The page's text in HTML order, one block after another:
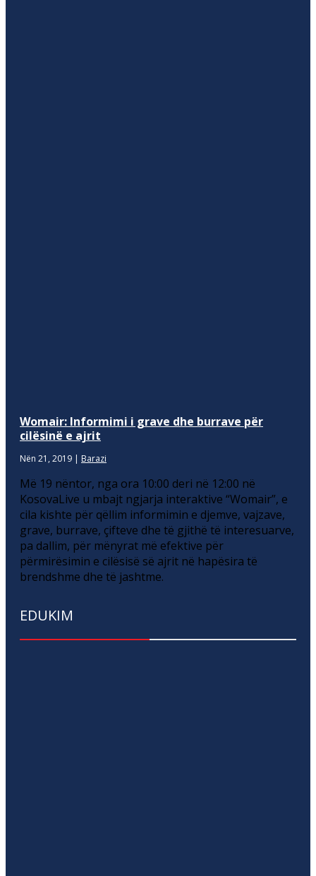
Womair: Informimi i grave dhe burrave për
cilësinë e ajrit
Nën 21, 2019 | Barazi
Më 19 nëntor, nga ora 10:00 deri në 12:00 në
KosovaLive u mbajt ngjarja interaktive “Womair”, e
cila kishte për qëllim informimin e djemve, vajzave,
grave, burrave, çifteve dhe të gjithë të interesuarve,
pa dallim, për mënyrat më efektive për
përmirësimin e cilësisë së ajrit në hapësira të
brendshme dhe të jashtme.
EDUKIM